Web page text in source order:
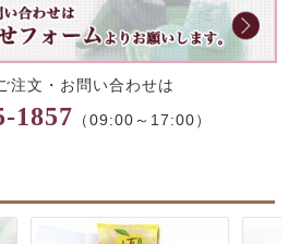
注文・お問い合わせは
1857 （09:00～17:00）